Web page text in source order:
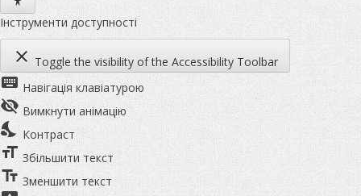
Інструменти доступності
close Toggle the visibility of the Accessibility Toolbar
keyboard Навігація клавіатурою
visibility_off Вимкнути анімацію
nights_stay Контраст
format_size Збільшити текст
text_fields Зменшити текст